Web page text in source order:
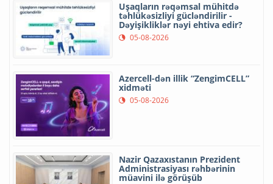
Uşaqların rəqəmsal mühitdə
təhlükəsizliyi gücləndirilir -
Dəyişikliklər nəyi ehtiva edir?
05-08-2026
Azercell-dən illik “ZengimCELL”
xidməti
05-08-2026
Nazir Qazaxıstanın Prezident
Administrasiyası rəhbərinin
müavini ilə görüşüb